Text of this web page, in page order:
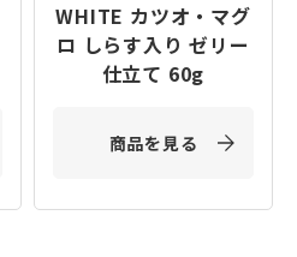
WHITE カツオ・マグ
ロ しらす入り ゼリー
仕立て 60g
商品を見る